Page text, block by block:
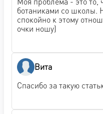
ботаниками со школы.
спокойно к этому
очки ношу)
Вита
Спасибо за такую